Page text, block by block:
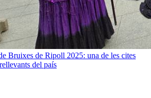
Bruixes de Ripoll 2025: una de les cites
del país